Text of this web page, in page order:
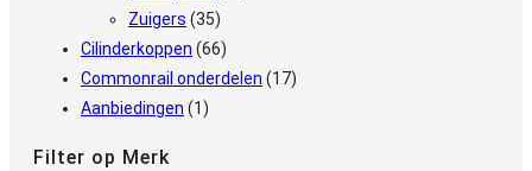
Zuigers (35)
Cilinderkoppen (66)
Commonrail onderdelen (17)
Aanbiedingen (1)
Filter op Merk